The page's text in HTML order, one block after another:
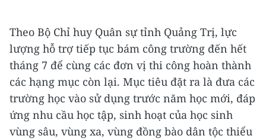
Theo Bộ Chỉ huy Quân sự tỉnh Quảng Trị, lực
lượng hỗ trợ tiếp tục bám công trường đến hết
tháng 7 để cùng các đơn vị thi công hoàn thành
các hạng mục còn lại. Mục tiêu đặt ra là đưa các
trường học vào sử dụng trước năm học mới, đáp
ứng nhu cầu học tập, sinh hoạt của học sinh
vùng sâu, vùng xa, vùng đồng bào dân tộc thiểu